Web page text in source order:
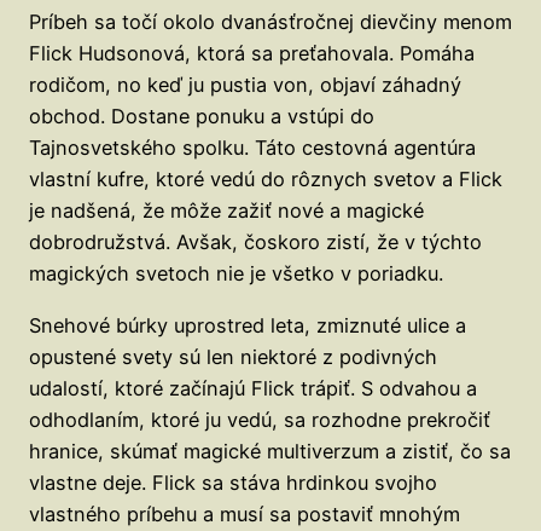
Príbeh sa točí okolo dvanásťročnej dievčiny menom
Flick Hudsonová, ktorá sa preťahovala. Pomáha
rodičom, no keď ju pustia von, objaví záhadný
obchod. Dostane ponuku a vstúpi do
Tajnosvetského spolku. Táto cestovná agentúra
vlastní kufre, ktoré vedú do rôznych svetov a Flick
je nadšená, že môže zažiť nové a magické
dobrodružstvá. Avšak, čoskoro zistí, že v týchto
magických svetoch nie je všetko v poriadku.
Snehové búrky uprostred leta, zmiznuté ulice a
opustené svety sú len niektoré z podivných
udalostí, ktoré začínajú Flick trápiť. S odvahou a
odhodlaním, ktoré ju vedú, sa rozhodne prekročiť
hranice, skúmať magické multiverzum a zistiť, čo sa
vlastne deje. Flick sa stáva hrdinkou svojho
vlastného príbehu a musí sa postaviť mnohým